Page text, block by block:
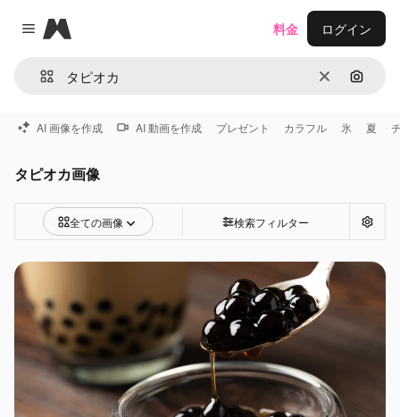
Close menu
Magnific
消去 画像で
料金 ログイン
AI 画像を作成 AI 動画を作成 プレゼント カラフル 氷 夏
タピオカ画像
全ての画像 検索フィルター